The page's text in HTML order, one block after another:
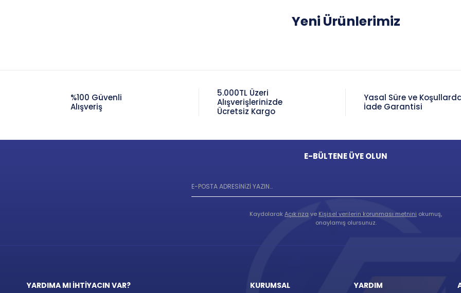
Yeni Ürünlerimiz
%100 Güvenli
Alışveriş
5.000TL Üzeri
Alışverişlerinizde
Ücretsiz Kargo
Yasal Süre ve
İade Garantisi
E-BÜLTENE ÜYE OLUN
KaydolarakAçık rıza ve Kişisel verilerin korunması metnini okumuş,
onaylamış olursunuz.
YARDIMA MI İHTİYACIN VAR? KURUMSAL YARDIM